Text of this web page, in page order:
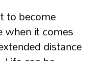
to become
when it comes
distance